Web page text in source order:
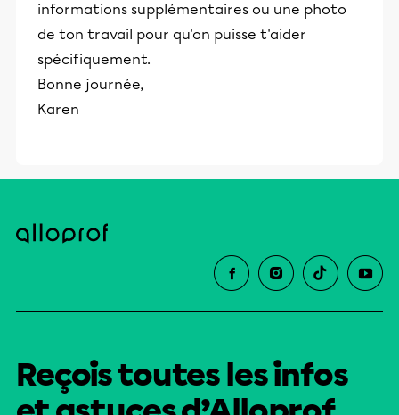
informations supplémentaires ou une photo
de ton travail pour qu'on puisse t'aider
spécifiquement.
Bonne journée,
Karen
Reçois toutes les infos